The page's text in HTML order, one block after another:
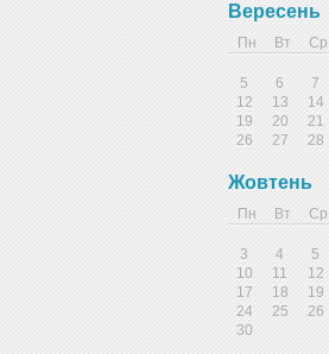
Вересень
Пн Вт Ср
5
6 7
12
13 14
19
20 21
26
27 28
Жовтень
Пн Вт Ср
3
4 5
10
11 12
17
18 19
24
25 26
30